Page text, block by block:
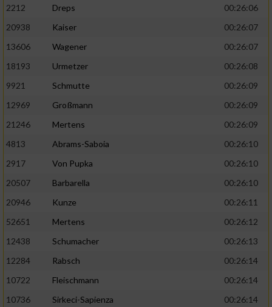
2212
Dreps
00:26:06
20938
Kaiser
00:26:07
13606
Wagener
00:26:07
18193
Urmetzer
00:26:08
9921
Schmutte
00:26:09
12969
Großmann
00:26:09
21246
Mertens
00:26:09
4813
Abrams-Saboia
00:26:10
2917
Von Pupka
00:26:10
20507
Barbarella
00:26:10
20946
Kunze
00:26:11
52651
Mertens
00:26:12
12438
Schumacher
00:26:13
12284
Rabsch
00:26:14
10722
Fleischmann
00:26:14
10736
Sirkeci-Sapienza
00:26:14